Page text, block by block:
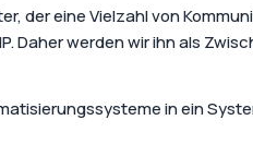
der eine Vielzahl von
Daher werden wir ihn als
in ein